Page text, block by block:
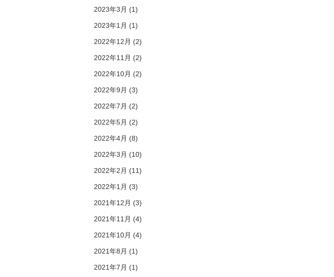
2023年3月 (1)
2023年1月 (1)
2022年12月 (2)
2022年11月 (2)
2022年10月 (2)
2022年9月 (3)
2022年7月 (2)
2022年5月 (2)
2022年4月 (8)
2022年3月 (10)
2022年2月 (11)
2022年1月 (3)
2021年12月 (3)
2021年11月 (4)
2021年10月 (4)
2021年8月 (1)
2021年7月 (1)